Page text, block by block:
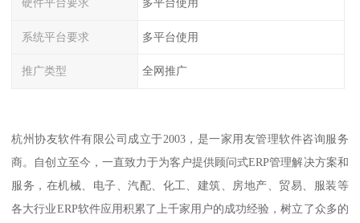
系统平台要求 多平台使用
推广类型 全网推广
杭州协友软件有限公司成立于2003，是一家用友管理软件咨询服务
商。自创立至今，一直致力于为客户提供顾问式ERP管理解决方案和
服务，在机械、电子、汽配、化工、建筑、房地产、贸易、服装等
各大行业ERP软件应用积累了上千家用户的成功经验，树立了众多的